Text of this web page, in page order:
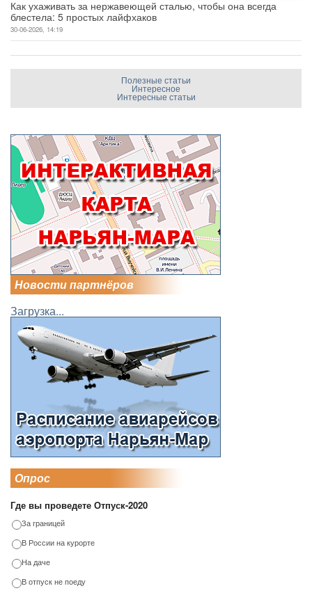
Как ухаживать за нержавеющей сталью, чтобы она всегда
блестела: 5 простых лайфхаков
30-06-2026, 14:19
Полезные статьи
Интересное
Интересные статьи
Новости партнёров
Загрузка...
Опрос
Где вы проведете Отпуск-2020
За границей
В России на курорте
На даче
В отпуск не поеду